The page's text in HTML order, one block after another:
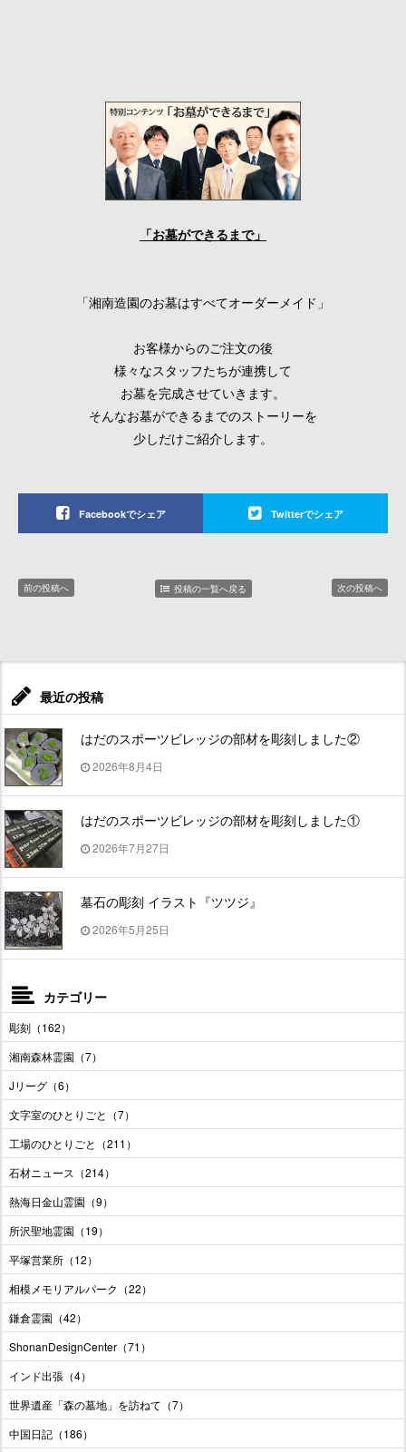
「お墓ができるまで」
「湘南造園のお墓はすべてオーダーメイド」
お客様からのご注文の後
様々なスタッフたちが連携して
お墓を完成させていきます。
そんなお墓ができるまでのストーリーを
少しだけご紹介します。
Facebookでシェア Twitterでシェア
前の投稿へ 投稿の一覧へ戻る 次の投稿へ
最近の投稿
はだのスポーツビレッジの部材を彫刻しました②
2026年8月4日
はだのスポーツビレッジの部材を彫刻しました①
2026年7月27日
墓石の彫刻 イラスト『ツツジ』
2026年5月25日
カテゴリー
彫刻（162）
湘南森林霊園（7）
Jリーグ（6）
文字室のひとりごと（7）
工場のひとりごと（211）
石材ニュース（214）
熱海日金山霊園（9）
所沢聖地霊園（19）
平塚営業所（12）
相模メモリアルパーク（22）
鎌倉霊園（42）
ShonanDesignCenter（71）
インド出張（4）
世界遺産「森の墓地」を訪ねて（7）
中国日記（186）